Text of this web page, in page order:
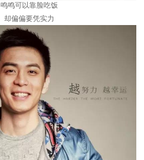
鸣鸣可以靠脸吃饭
却偏偏要凭实力